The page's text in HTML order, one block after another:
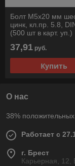
Болт М5х20 мм
цинк, кл.пр. 5.8,
(500 шт в карт. уп.)
37,91 руб.
Купить
О нас
38%
Работает с
г. Брест
Карьерная, 12,